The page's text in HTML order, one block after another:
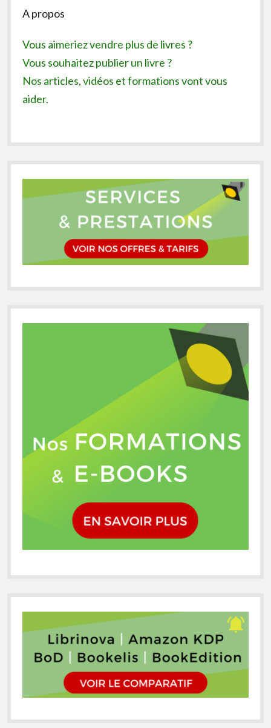
A propos
Vous aimeriez vendre plus de livres ?
Vous souhaitez publier un livre ?
Nos articles, vidéos et formations vont vous
aider.